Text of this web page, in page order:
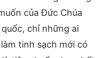
của Đức Chúa
chỉ những ai
tinh sạch mới có